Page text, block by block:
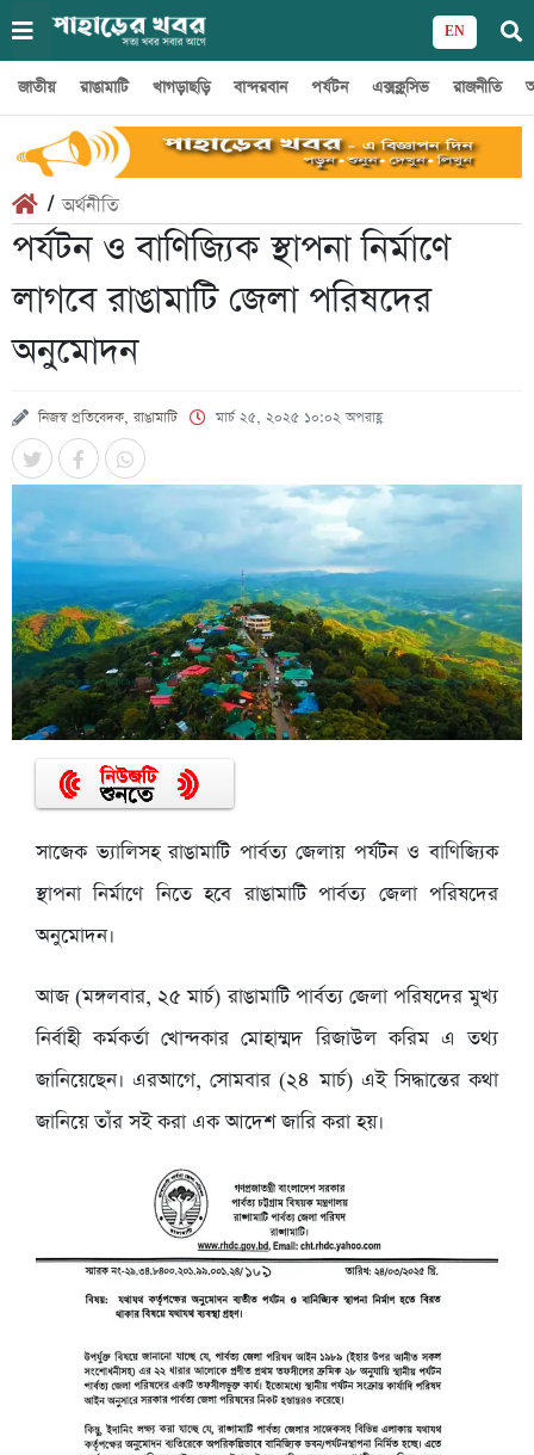
EN
জাতীয় রাঙামাটি খাগড়াছড়ি বান্দরবান পর্যটন এক্সক্লুসিভ রাজনীতি
/অর্থনীতি
পর্যটন ও বাণিজ্যিক স্থাপনা নির্মাণে
লাগবে রাঙামাটি জেলা পরিষদের
অনুমোদন
নিজস্ব প্রতিবেদক, রাঙামাটি মার্চ ২৫, ২০২৫ ১০:০২ অপরাহ্ণ
সাজেক ভ্যালিসহ রাঙামাটি পার্বত্য জেলায় পর্যটন ও বাণিজ্যিক
স্থাপনা নির্মাণে নিতে হবে রাঙামাটি পার্বত্য জেলা পরিষদের
অনুমোদন।
আজ (মঙ্গলবার, ২৫ মার্চ) রাঙামাটি পার্বত্য জেলা পরিষদের মুখ্য
নির্বাহী কর্মকর্তা খোন্দকার মোহাম্মদ রিজাউল করিম এ তথ্য
জানিয়েছেন। এরআগে, সোমবার (২৪ মার্চ) এই সিদ্ধান্তের কথা
জানিয়ে তাঁর সই করা এক আদেশ জারি করা হয়।